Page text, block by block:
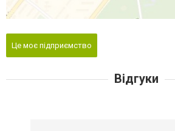
Це моє підприємство
Відгуки